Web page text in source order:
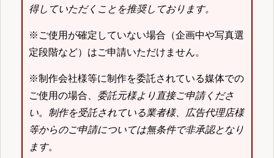
得していただくことを推奨しております。
※ご使用が確定していない場合（企画中や写真選
定段階など）はご申請いただけません。
※制作会社様等に制作を委託されている媒体での
ご使用の場合、 委託元様より直接ご申請くださ
い。 制作を受託されている業者様、広告代理店様
等からのご申請については無条件で非承認となり
ます。